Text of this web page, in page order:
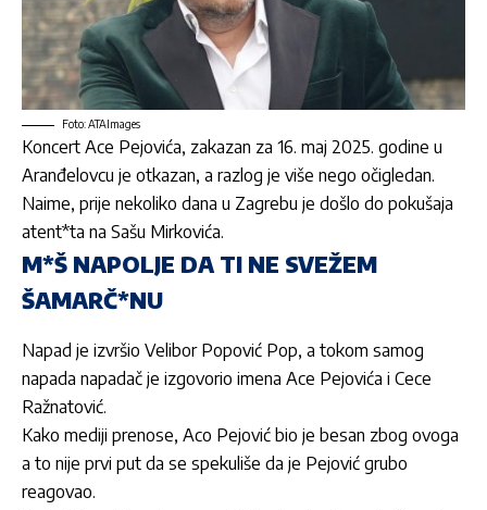
Foto: ATAImages
Koncert Ace Pejovića, zakazan za 16. maj 2025. godine u
Aranđelovcu je otkazan, a razlog je više nego očigledan.
Naime, prije nekoliko dana u Zagrebu je došlo do pokušaja
atent*ta na Sašu Mirkovića.
M*Š NAPOLJE DA TI NE SVEŽEM
ŠAMARČ*NU
Napad je izvršio Velibor Popović Pop, a tokom samog
napada napadač je izgovorio imena Ace Pejovića i Cece
Ražnatović.
Kako mediji prenose, Aco Pejović bio je besan zbog ovoga
a to nije prvi put da se spekuliše da je Pejović grubo
reagovao.